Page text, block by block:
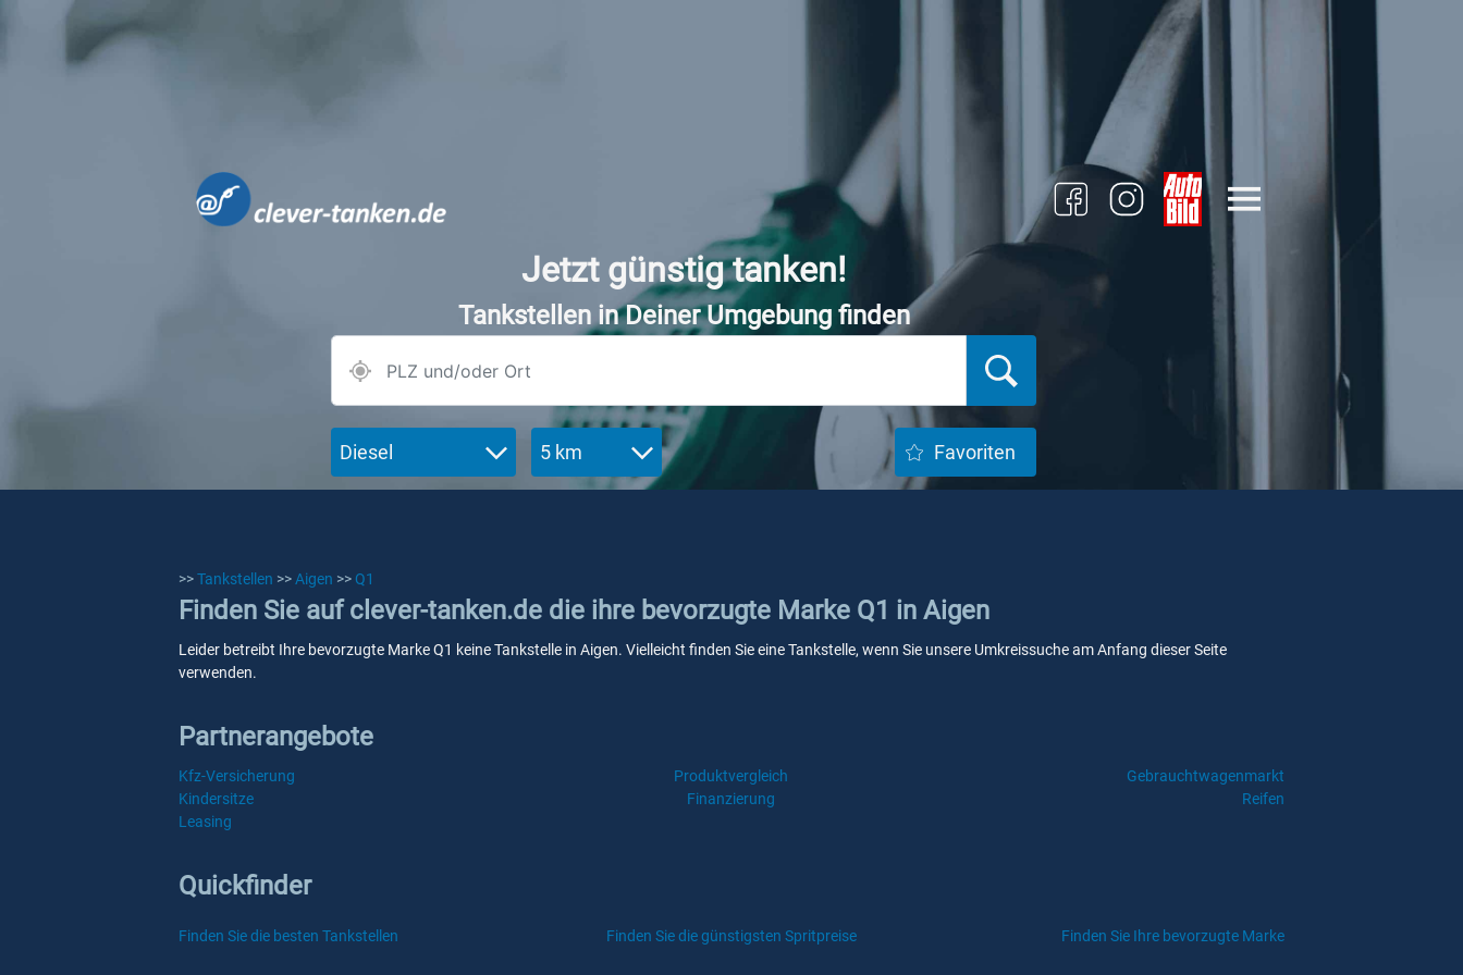
Jetzt günstig tanken!
Tankstellen in Deiner Umgebung finden
Diesel 5 km Favoriten
>>Tankstellen >>Aigen >> Q1
Finden Sie auf clever-tanken.de die ihre bevorzugte Marke Q1 in Aigen
Leider betreibt Ihre bevorzugte Marke Q1 keine Tankstelle in Aigen. Vielleicht finden Sie eine Tankstelle, wenn Sie unsere Umkreissuche am Anfang dieser Seite
verwenden.
Partnerangebote
Kfz-Versicherung Produktvergleich
Gebrauchtwagenmarkt
Kindersitze
Finanzierung
Reifen
Leasing
Quickfinder
Finden Sie die besten Tankstellen Finden Sie die günstigsten Spritpreise Finden Sie Ihre bevorzugte Marke